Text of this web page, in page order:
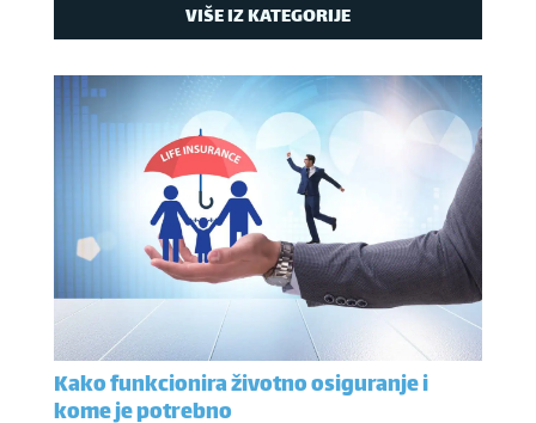
VIŠE IZ KATEGORIJE
Kako funkcionira životno osiguranje i
kome je potrebno